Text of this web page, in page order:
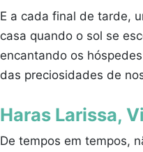
E a cada final de tarde,
casa quando o sol se
encantando os
das preciosidades de
Haras Larissa,
De tempos em tempos,